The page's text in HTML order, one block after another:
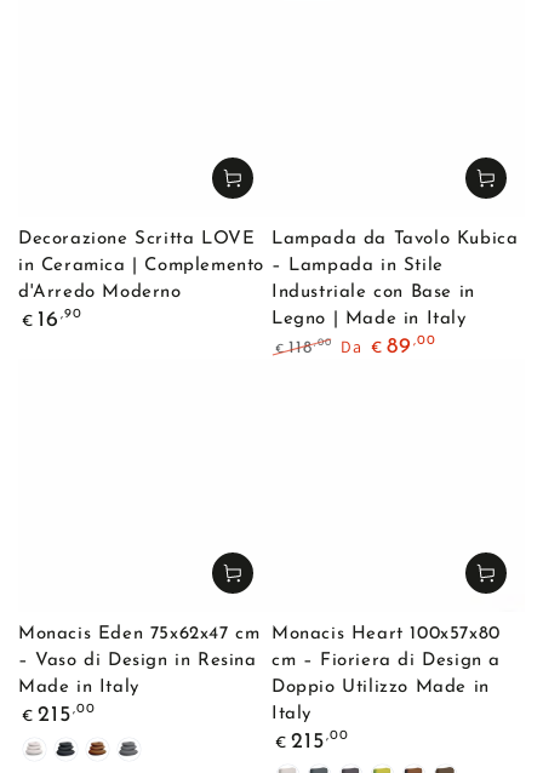
Decorazione Scritta LOVE
in Ceramica | Complemento
d'Arredo Moderno
Prezzo
€ 16 ,90
Lampada da Tavolo Kubica
– Lampada in Stile
Industriale con Base in
Legno | Made in Italy
€ 118,00 Da € 89 ,00
Monacis Eden 75x62x47 cm
– Vaso di Design in Resina
Made in Italy
Prezzo
€ 215,00
BiancoAntracite
BronzoGrigio
Monacis Heart 100x57x80
cm – Fioriera di Design a
Doppio Utilizzo Made in
Italy
Prezzo
€ 215,00